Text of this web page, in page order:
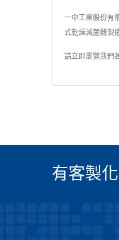
一中工業股份有
式乾燥滅菌機製
請立即瀏覽我們
有客製